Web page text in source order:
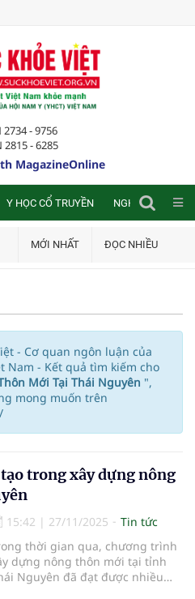
2734 - 9756
2815 - 6285
MagazineOnline
Y HỌC CỔ TRUYỀN NGHIÊN CỨU
MỚI NHẤT ĐỌC NHIỀU
- Cơ quan ngôn luận của
Nam - Kết quả tìm kiếm cho
Mới Tại Thái Nguyên ",
mong muốn trên
trong xây dựng nông
15:42 | 27/11/2025
Tin tức
thời gian qua, chương trình
dựng nông thôn mới tại tỉnh
Nguyên đã đạt được nhiều